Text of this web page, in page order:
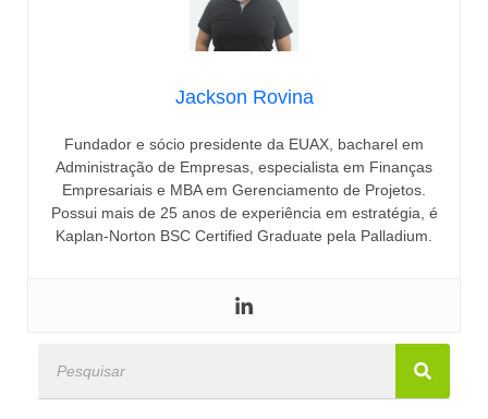
Jackson Rovina
Fundador e sócio presidente da EUAX, bacharel em
Administração de Empresas, especialista em Finanças
Empresariais e MBA em Gerenciamento de Projetos.
Possui mais de 25 anos de experiência em estratégia, é
Kaplan-Norton BSC Certified Graduate pela Palladium.